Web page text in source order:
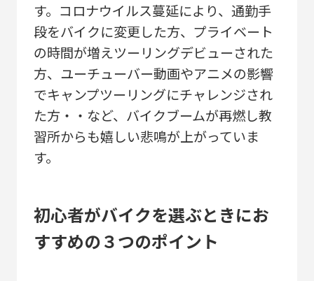
す。コロナウイルス蔓延により、通勤手
段をバイクに変更した方、プライベート
の時間が増えツーリングデビューされた
方、ユーチューバー動画やアニメの影響
でキャンプツーリングにチャレンジされ
た方・・など、バイクブームが再燃し教
習所からも嬉しい悲鳴が上がっていま
す。
初心者がバイクを選ぶときにお
すすめの３つのポイント